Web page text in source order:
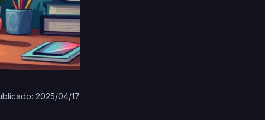
2025/04/17